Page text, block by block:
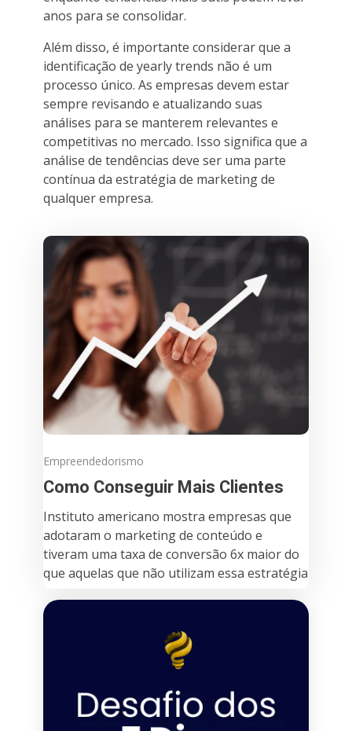
anos para se consolidar.
Além disso, é importante considerar que a
identificação de yearly trends não é um
processo único. As empresas devem estar
sempre revisando e atualizando suas
análises para se manterem relevantes e
competitivas no mercado. Isso significa que a
análise de tendências deve ser uma parte
contínua da estratégia de marketing de
qualquer empresa.
Empreendedorismo
Como Conseguir Mais Clientes
Instituto americano mostra empresas que
adotaram o marketing de conteúdo e
tiveram uma taxa de conversão 6x maior do
que aquelas que não utilizam essa estratégia